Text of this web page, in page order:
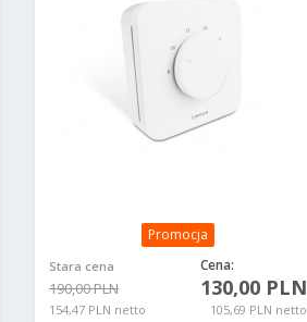
Promocja
Stara cena
190,00 PLN
154,47 PLN netto
Cena:
130,00 PLN
105,69 PLN netto